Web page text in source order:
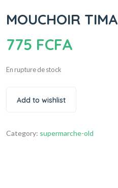
MOUCHOIR
775 FCFA
En rupture de stock
Add to wishlist
Category: supermarche-old